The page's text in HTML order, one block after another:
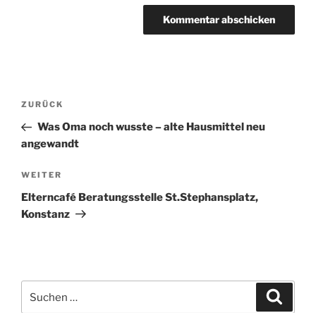
Beitragsnavigation
Vorheriger
Beitrag
ZURÜCK
Was Oma noch wusste – alte Hausmittel neu
angewandt
Nächster
Beitrag
WEITER
Elterncafé Beratungsstelle St.Stephansplatz,
Konstanz
nach: